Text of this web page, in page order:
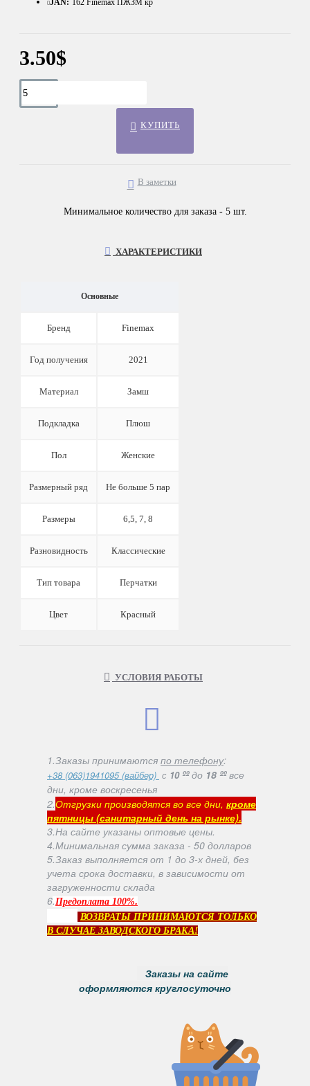
3.50$
JAN: 162 Finemax ПЖЗМ кр
КУПИТЬ
В заметки
Минимальное количество для заказа - 5 шт.
ХАРАКТЕРИСТИКИ
Основные
Бренд Finemax
Год получения 2021
Материал Замш
Подкладка Плюш
Пол Женские
Размерный ряд Не больше 5 пар
Размеры 6,5, 7, 8
Разновидность Классические
Тип товара Перчатки
Цвет Красный
УСЛОВИЯ РАБОТЫ
1.Заказы принимаются по телефону:
+38 (063)1941095 (вайбер) с 10 ººдо 18 ººвсе
дни, кроме воскресенья
2.Отгрузки производятся во все дни, кроме
пятницы (санитарный день на рынке).
3.На сайте указаны оптовые цены.
4.Минимальная сумма заказа - 50 долларов
5.Заказ выполняется от 1 до 3-х дней, без
учета срока доставки, в зависимости от
загруженности склада
6.Предоплата 100%.
ВОЗВРАТЫ ПРИНИМАЮТСЯ ТОЛЬКО
В СЛУЧАЕ ЗАВОДСКОГО БРАКА!
Заказы на сайте
оформляются круглосуточно